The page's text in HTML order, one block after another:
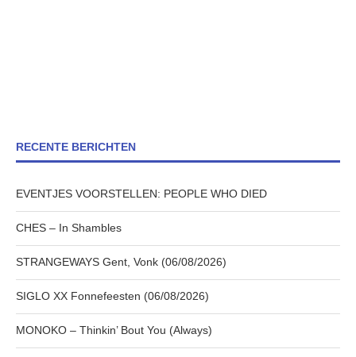
RECENTE BERICHTEN
EVENTJES VOORSTELLEN: PEOPLE WHO DIED
CHES – In Shambles
STRANGEWAYS Gent, Vonk (06/08/2026)
SIGLO XX Fonnefeesten (06/08/2026)
MONOKO – Thinkin’ Bout You (Always)